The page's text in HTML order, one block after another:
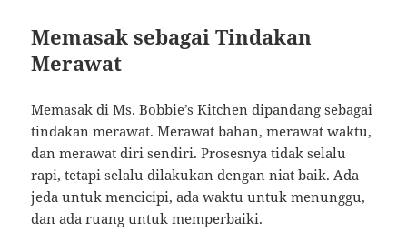
Memasak sebagai Tindakan
Merawat
Memasak di Ms. Bobbie’s Kitchen dipandang sebagai
tindakan merawat. Merawat bahan, merawat waktu,
dan merawat diri sendiri. Prosesnya tidak selalu
rapi, tetapi selalu dilakukan dengan niat baik. Ada
jeda untuk mencicipi, ada waktu untuk menunggu,
dan ada ruang untuk memperbaiki.